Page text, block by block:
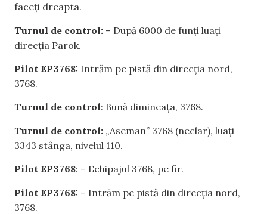
faceți dreapta.
Turnul de control: – După 6000 de funți luați
direcția Parok.
Pilot EP3768: Intrăm pe pistă din direcția nord,
3768.
Turnul de control: Bună dimineața, 3768.
Turnul de control: „Aseman” 3768 (neclar), luați
3343 stânga, nivelul 110.
Pilot EP3768: – Echipajul 3768, pe fir.
Pilot EP3768: – Intrăm pe pistă din direcția nord,
3768.